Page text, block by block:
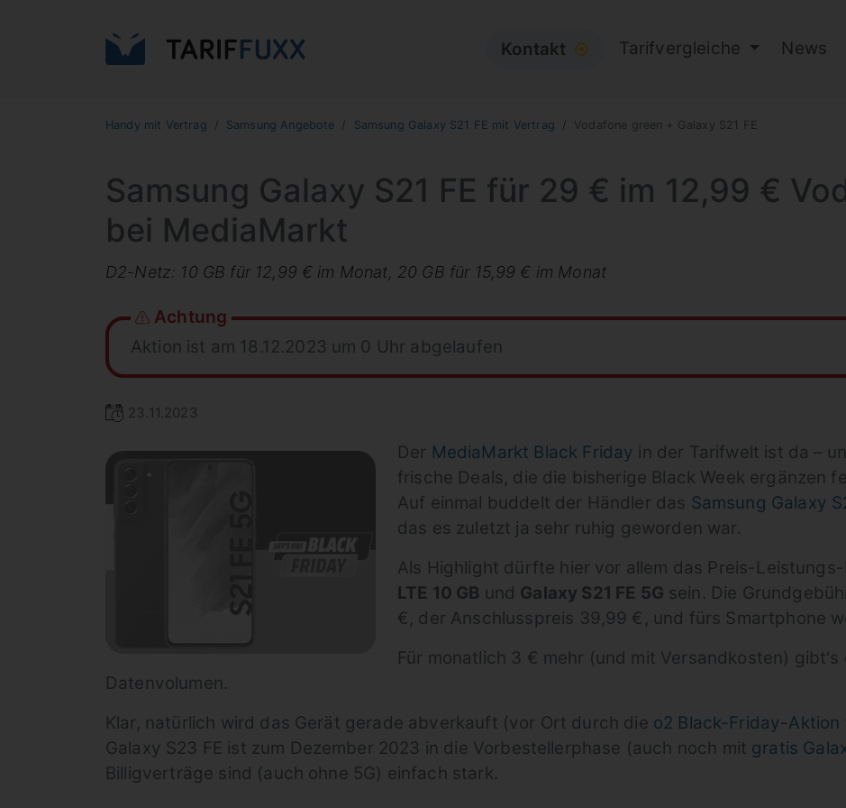
Kontakt ⦿ Tarifvergleiche News
Handy mit Vertrag Samsung Angebote Samsung Galaxy S21 FE mit Vertrag Vodafone green + Galaxy S21 FE
Samsung Galaxy S21 FE für 29 € im 12,99 €
bei MediaMarkt
D2-Netz: 10 GB für 12,99 € im Monat, 20 GB für 15,99 € im Monat
Achtung
Aktion ist am 18.12.2023 um 0 Uhr abgelaufen
23.11.2023
Der MediaMarkt Black Friday in der Tarifwelt ist da –
frische Deals, die die bisherige Black Week ergänzen
Auf einmal buddelt der Händler das Samsung Galaxy
das es zuletzt ja sehr ruhig geworden war.
Als Highlight dürfte hier vor allem das Preis-
LTE 10 GB und Galaxy S21 FE 5G sein. Die
€, der Anschlusspreis 39,99 €, und fürs Smartphone
Für monatlich 3 € mehr (und mit Versandkosten) gibt's
Datenvolumen.
Klar, natürlich wird das Gerät gerade abverkauft (vor Ort durch die o2 Black-Friday-Aktion
Galaxy S23 FE ist zum Dezember 2023 in die Vorbestellerphase (auch noch mit gratis
Billigverträge sind (auch ohne 5G) einfach stark.